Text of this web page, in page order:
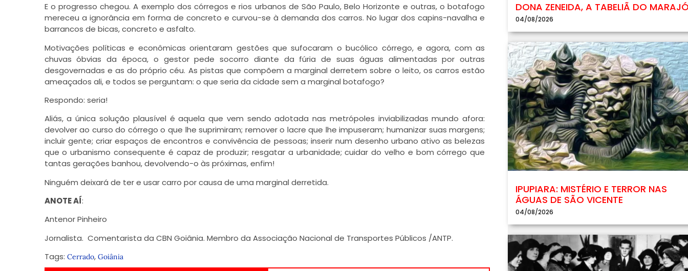
E o progresso chegou. A exemplo dos córregos e rios urbanos de São Paulo, Belo Horizonte e outras, o botafogo
mereceu a ignorância em forma de concreto e curvou-se à demanda dos carros. No lugar dos capins-navalha e
barrancos de bicas, concreto e asfalto.
Motivações políticas e econômicas orientaram gestões que sufocaram o bucólico córrego, e agora, com as
chuvas óbvias da época, o gestor pede socorro diante da fúria de suas águas alimentadas por outras
desgovernadas e as do próprio céu. As pistas que compõem a marginal derretem sobre o leito, os carros estão
ameaçados ali, e todos se perguntam: o que seria da cidade sem a marginal botafogo?
Respondo: seria!
Aliás, a única solução plausível é aquela que vem sendo adotada nas metrópoles inviabilizadas mundo afora:
devolver ao curso do córrego o que lhe suprimiram; remover o lacre que lhe impuseram; humanizar suas margens;
incluir gente; criar espaços de encontros e convivência de pessoas; inserir num desenho urbano ativo as belezas
que o urbanismo consequente é capaz de produzir; resgatar a urbanidade; cuidar do velho e bom córrego que
tantas gerações banhou, devolvendo-o às próximas, enfim!
Ninguém deixará de ter e usar carro por causa de uma marginal derretida.
ANOTE AÍ:
Antenor Pinheiro
Jornalista. Comentarista da CBN Goiânia. Membro da Associação Nacional de Transportes Públicos /ANTP.
Tags: Cerrado, Goiânia
DONA ZENEIDA, A TABELIÃ DO
04/08/2026
IPUPIARA: MISTÉRIO E TERROR NAS
ÁGUAS DE SÃO VICENTE
04/08/2026